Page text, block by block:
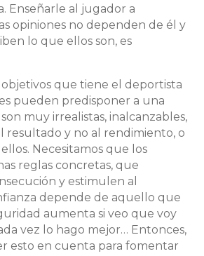
Enseñarle al jugador a
opiniones no dependen de él y
lo que ellos son, es
que tiene el deportista
pueden predisponer a una
muy irrealistas, inalcanzables,
resultado y no al rendimiento, o
Necesitamos que los
reglas concretas, que
y estimulen al
depende de aquello que
aumenta si veo que voy
vez lo hago mejor… Entonces,
esto en cuenta para fomentar